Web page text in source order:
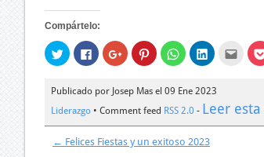
Compártelo:
Haz
clic
para
en
Twitter
(Se
abre
en
una
ventana
Haz
clic
para
en
Facebook
(Se
abre
en
una
ventana
Haz
clic
para
en
Google+
(Se
abre
en
ventana
Haz
clic
para
en
Pinterest
(Se
abre
en
una
ventana
Haz
clic
para
en
WhatsApp
(Se
abre
en
una
ventana
Haz
clic
en
LinkedIn
(Se
abre
en
ventana
Haz
clic
para
a
un
Publicado por Josep Mas el 09 Ene 2023
Liderazgo • Comment feed RSS 2.0 - Leer
← Felices Fiestas y un exitoso 2023